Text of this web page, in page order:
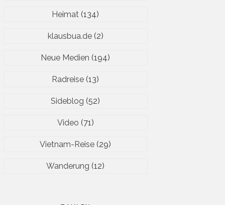
Heimat (134)
klausbua.de(2)
Neue Medien (194)
Radreise (13)
Sideblog (52)
Video (71)
Vietnam-Reise (29)
Wanderung (12)